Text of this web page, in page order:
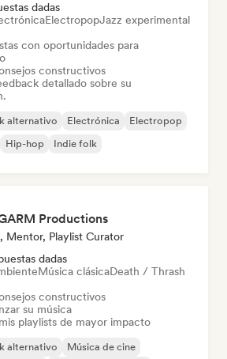
dadas
ElectropopJazz experimental
con oportunidades para
constructivos
detallado sobre su
alternativo Electrónica
Electropop
Hip-hop Indie folk
Productions
Mentor, Playlist Curator
dadas
Música clásicaDeath / Thrash
constructivos
su música
playlists de mayor impacto
alternativo
Música de cine